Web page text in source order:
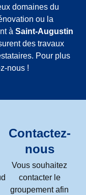
domaines du
ou la
à Saint-Augustin
des travaux
Pour plus
nous !
Contactez-
nous
Vous souhaitez
contacter le
groupement afin